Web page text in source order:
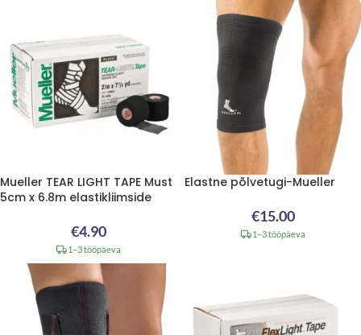
Mueller TEAR LIGHT TAPE Must
5cm x 6.8m elastikliimside
€4.90
1–3 tööpäeva
Elastne põlvetugi-Mueller
€15.00
1–3 tööpäeva